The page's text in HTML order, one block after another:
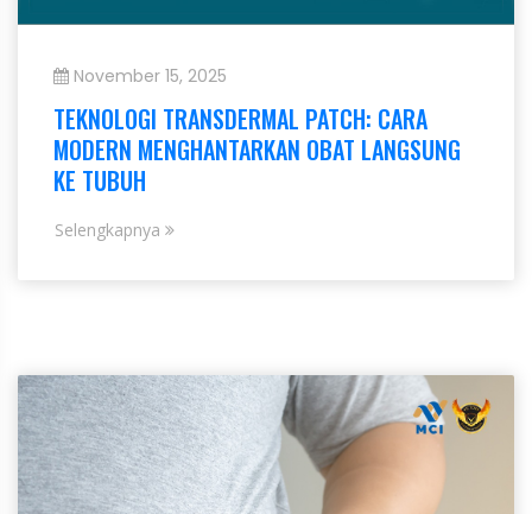
November 15, 2025
TEKNOLOGI TRANSDERMAL PATCH: CARA
MODERN MENGHANTARKAN OBAT LANGSUNG
KE TUBUH
Selengkapnya